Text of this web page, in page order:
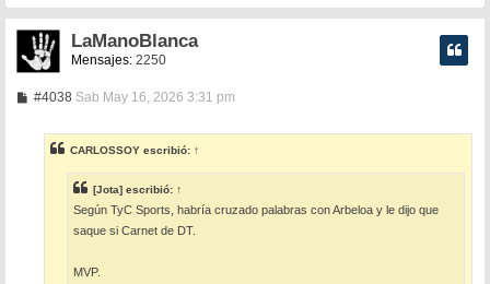
e
LaManoBlanca
Mensajes: 2250
#4038M
a
j
e
Sab May 16, 2026 3:31 pm
CARLOSSOY escribió: ↑
[Jota] escribió: ↑
Según TyC Sports, habría cruzado palabras con Arbeloa y le dijo que
saque si Carnet de DT.
MVP.